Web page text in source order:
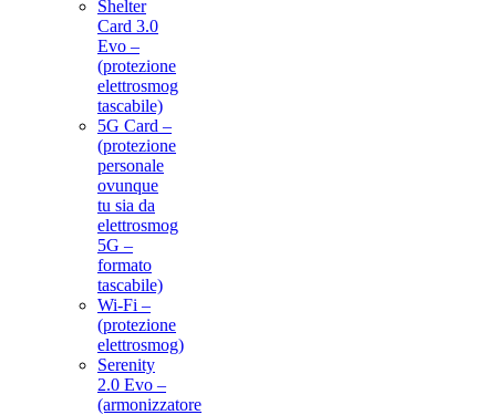
Shelter
Card 3.0
Evo –
(protezione
elettrosmog
tascabile)
5G Card –
(protezione
personale
ovunque
tu sia da
elettrosmog
5G –
formato
tascabile)
Wi-Fi –
(protezione
elettrosmog)
Serenity
2.0 Evo –
(armonizzatore